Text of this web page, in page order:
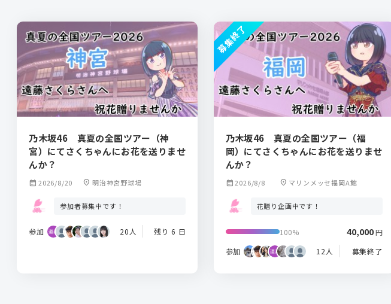
乃木坂46 真夏の全国ツアー（神
宮）にてさくちゃんにお花を送りませ
んか？
calendar_month 2026/8/20 location_on 明治神宮野球場
参加者募集中です！
参加 20人 残り 6 日
乃木坂46 真夏の全国ツアー（福
岡）にてさくちゃんにお花を送りませ
んか？
calendar_month2026/8/8 location_on マリンメッセ福岡A館
花贈り企画中です！
100% 40,000円
参加
12人 募集終了
募集終了